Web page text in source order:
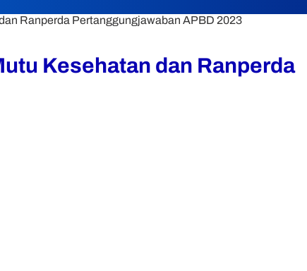
Ranperda Pertanggungjawaban APBD 2023
Kesehatan dan Ranperda